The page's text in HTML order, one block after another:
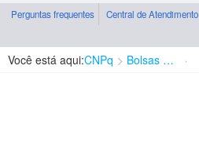
Perguntas frequentes Central de Atendimento
Você está aqui:CNPq Bolsas e Auxílios Vigentes